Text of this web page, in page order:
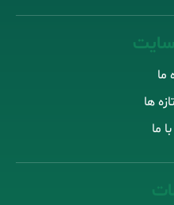
ما
ها
ما